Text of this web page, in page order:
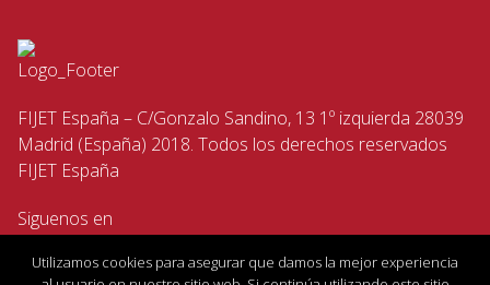
FIJET España – C/Gonzalo Sandino, 13 1º izquierda 28039
Madrid (España) 2018. Todos los derechos reservados
FIJET España
Siguenos en
Utilizamos cookies para asegurar que damos la mejor experiencia